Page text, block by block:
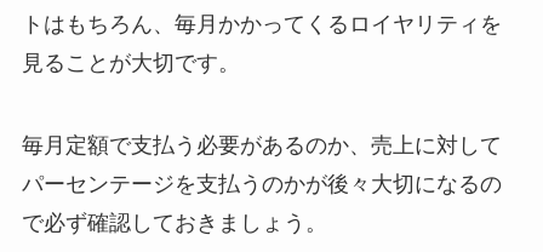
トはもちろん、毎月かかってくるロイヤリティを
見ることが大切です。
毎月定額で支払う必要があるのか、売上に対して
パーセンテージを支払うのかが後々大切になるの
で必ず確認しておきましょう。